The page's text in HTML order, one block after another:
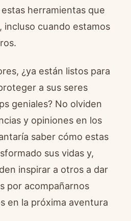
herramientas que
incluso cuando estamos
¿ya están listos para
a sus seres
geniales? No olviden
y opiniones en los
saber cómo estas
sus vidas y,
inspirar a otros a dar
por acompañarnos
en la próxima aventura